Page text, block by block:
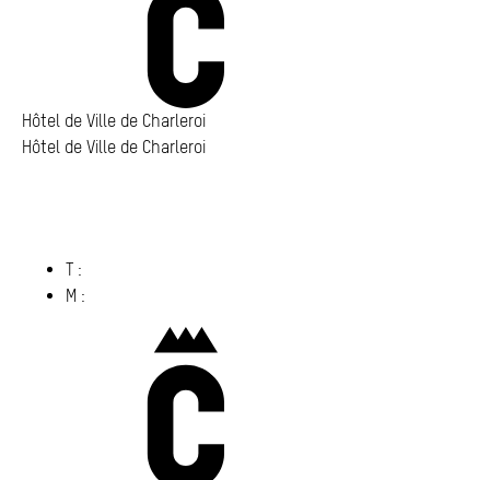
Hôtel de Ville de Charleroi
Hôtel de Ville de Charleroi
T :
M :